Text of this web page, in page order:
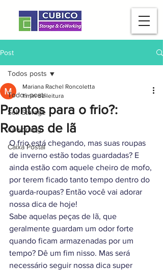
Post
Todos posts
Self Storage
Coworking
Caixa Postal
Todos posts
Prontos para o frio?:
Roupas de lã
Mariana Rachel Roncoletta
1 min de leitura
O frio está chegando, mas suas roupas
de inverno estão todas guardadas? E
ainda estão com aquele cheiro de mofo,
por terem ficado tanto tempo dentro do
guarda-roupas? Então você vai adorar
nossa dica de hoje!
Sabe aquelas peças de lã, que
geralmente guardam um odor forte
quando ficam armazenadas por um
tempo? Dê um fim nisso. Mas será
necessário seguir nossa dica super